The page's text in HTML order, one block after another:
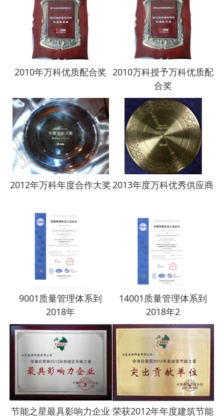
2010年万科优质配合奖 2010万科授予万科优质配
合奖
2012年万科年度合作大奖2013年度万科优秀供应商
9001质量管理体系到
2018年
14001质量管理体系到
2018年2
节能之星最具影响力企业 荣获2012年年度建筑节能